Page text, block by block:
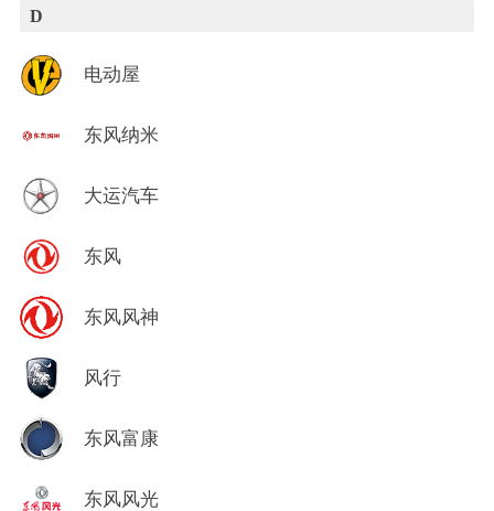
D
电动屋
东风纳米
大运汽车
东风
东风风神
风行
东风富康
东风风光